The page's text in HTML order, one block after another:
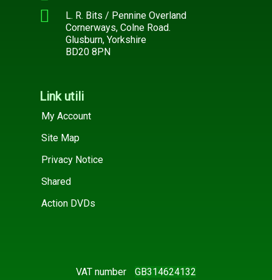
L. R. Bits / Pennine Overland
Cornerways, Colne Road.
Glusburn, Yorkshire
BD20 8PN
Link utili
My Account
Site Map
Privacy Notice
Shared
Action DVDs
VAT number GB314624132